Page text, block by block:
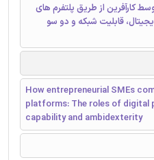
کارآفرین از طریق پلتفرم های
قابلیت شبکه و دو سو
How entrepreneurial SMEs
platforms: The roles of
capability and ambidexterity